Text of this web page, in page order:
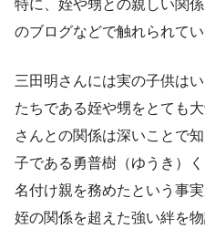
特に、姪や甥との親しい関
のブログなどで触れられてい
三田明さんには実の子供は
たちである姪や甥をとても
さんとの関係は深いことで
子である勇普樹（ゆうき）
名付け親を務めたという事
姪の関係を超えた強い絆を物